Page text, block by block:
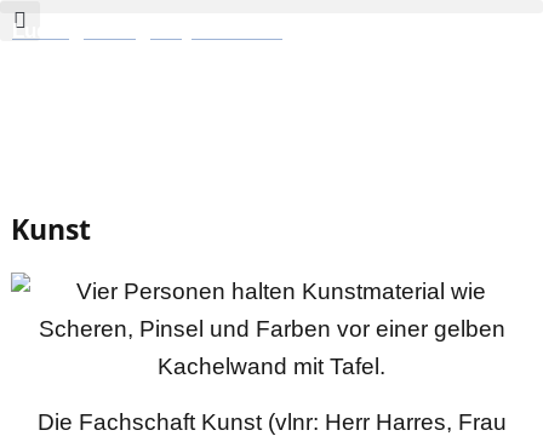
Zum
Ludwig-Georgs-Gymnasium
Kunst
Die Fachschaft Kunst (vlnr: Herr Harres, Frau